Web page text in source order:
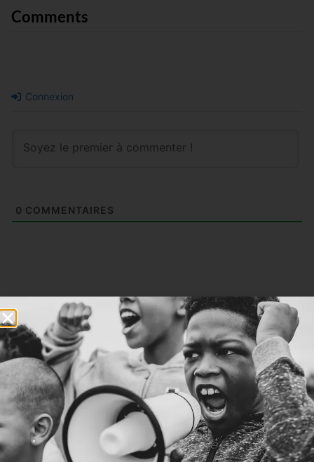
Comments
Connexion
0 COMMENTAIRES
Articles similaires